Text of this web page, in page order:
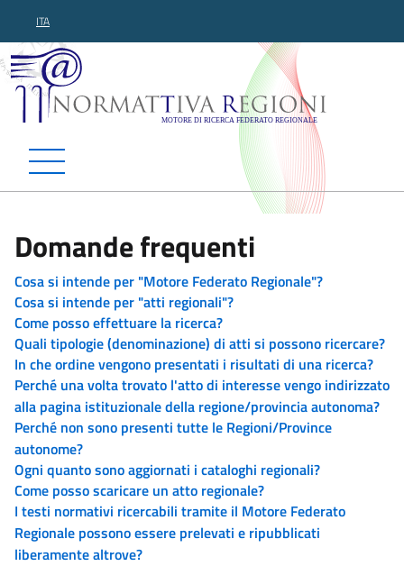
ITA
Normattiva Regioni -
Domande frequenti
Cosa si intende per "Motore Federato Regionale"?
Cosa si intende per "atti regionali"?
Come posso effettuare la ricerca?
Quali tipologie (denominazione) di atti si possono ricercare?
In che ordine vengono presentati i risultati di una ricerca?
Perché una volta trovato l'atto di interesse vengo indirizzato
alla pagina istituzionale della regione/provincia autonoma?
Perché non sono presenti tutte le Regioni/Province
autonome?
Ogni quanto sono aggiornati i cataloghi regionali?
Come posso scaricare un atto regionale?
I testi normativi ricercabili tramite il Motore Federato
Regionale possono essere prelevati e ripubblicati
liberamente altrove?